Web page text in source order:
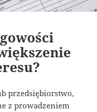
przedsiębiorstwo,
z prowadzeniem